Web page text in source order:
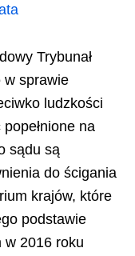
Trybunał
w sprawie
ludzkości
na
sądu są
do ścigania
krajów, które
podstawie
w 2016 roku